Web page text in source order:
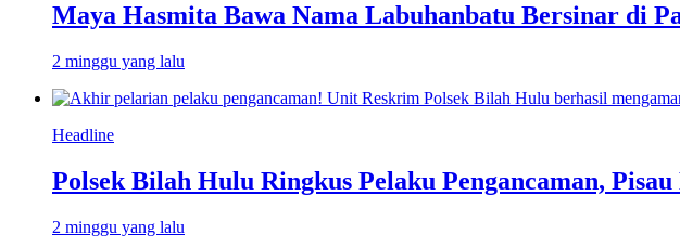
Maya Hasmita Bawa Nama Labuhanbatu Bersinar di
2 minggu yang lalu
Headline
Polsek Bilah Hulu Ringkus Pelaku Pengancaman, Pisau
2 minggu yang lalu